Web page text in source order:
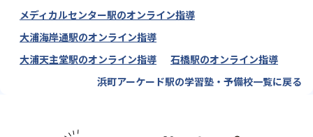
メディカルセンター駅のオンライン指導
大浦海岸通駅のオンライン指導
大浦天主堂駅のオンライン指導
石橋駅のオンライン指導
浜町アーケード駅の学習塾・予備校一覧に戻る